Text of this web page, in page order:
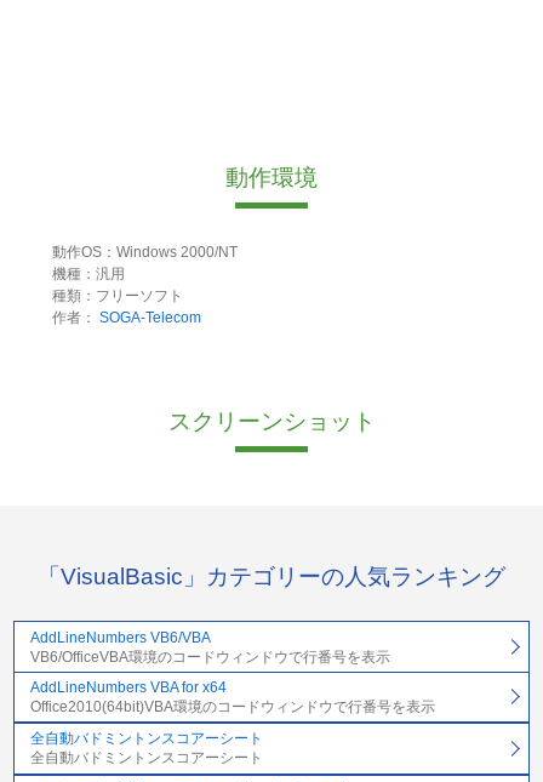
動作環境
動作OS：Windows 2000/NT
機種：汎用
種類：フリーソフト
作者： SOGA-Telecom
スクリーンショット
「VisualBasic」カテゴリーの人気ランキング
AddLineNumbers VB6/VBA
VB6/OfficeVBA環境のコードウィンドウで行番号を表示
AddLineNumbers VBA for x64
Office2010(64bit)VBA環境のコードウィンドウで行番号を表示
全自動バドミントンスコアーシート
全自動バドミントンスコアーシート